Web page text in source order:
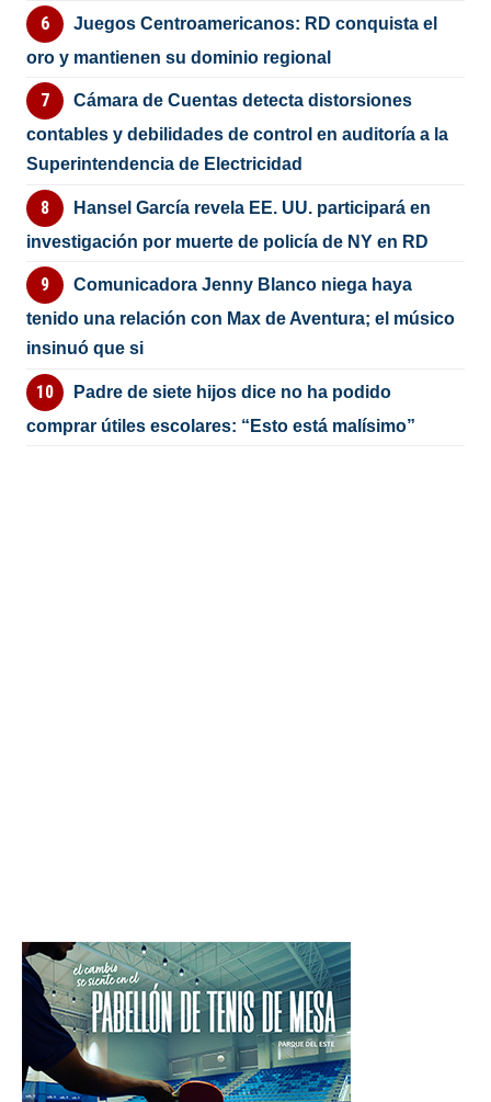
Juegos Centroamericanos: RD conquista el
oro y mantienen su dominio regional
Cámara de Cuentas detecta distorsiones
contables y debilidades de control en auditoría a la
Superintendencia de Electricidad
Hansel García revela EE. UU. participará en
investigación por muerte de policía de NY en RD
Comunicadora Jenny Blanco niega haya
tenido una relación con Max de Aventura; el músico
insinuó que si
Padre de siete hijos dice no ha podido
comprar útiles escolares: “Esto está malísimo”